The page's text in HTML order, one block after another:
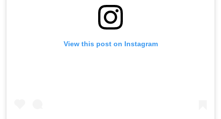
View this post on Instagram